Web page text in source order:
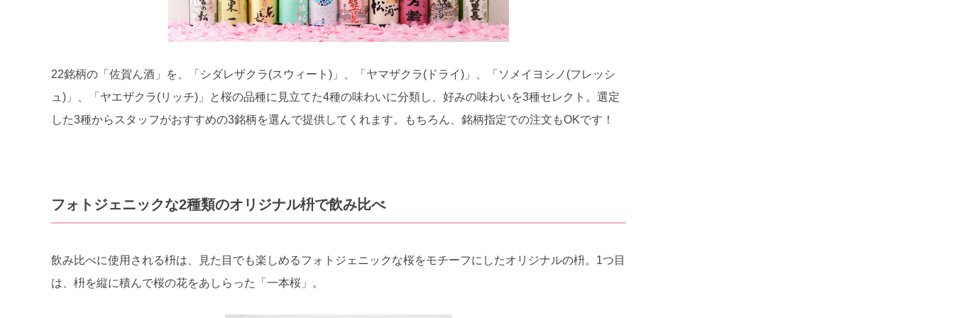
22銘柄の「佐賀ん酒」を、「シダレザクラ(スウィート)」、「ヤマザクラ(ドライ)」、「ソメイヨシノ(フレッシ
ュ)」、「ヤエザクラ(リッチ)」と桜の品種に見立てた4種の味わいに分類し、好みの味わいを3種セレクト。選定
した3種からスタッフがおすすめの3銘柄を選んで提供してくれます。もちろん、銘柄指定での注文もOKです！
フォトジェニックな2種類のオリジナル枡で飲み比べ
飲み比べに使用される枡は、見た目でも楽しめるフォトジェニックな桜をモチーフにしたオリジナルの枡。1つ目
は、枡を縦に積んで桜の花をあしらった「一本桜」。